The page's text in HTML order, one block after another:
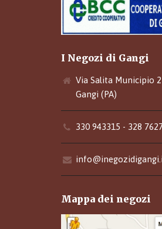
I Negozi di Gangi
Via Salita Municipio
Gangi (PA)
330 943315 - 328
Mappa dei negozi